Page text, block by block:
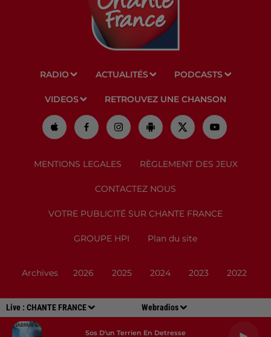
Live : CHANTE FRANCE Webradios
Sos D'un Terrien En Detresse
RADIO ACTUALITÉS PODCASTS
VIDEOS RETROUVEZ UNE CHANSON
MENTIONS LEGALES RÈGLEMENT DES JEUX
CONTACTEZ NOUS
VOTRE PUBLICITÉ SUR CHANTE FRANCE
GROUPE HPI Plan du site
Archives 2026 2025 2024 2023 2022